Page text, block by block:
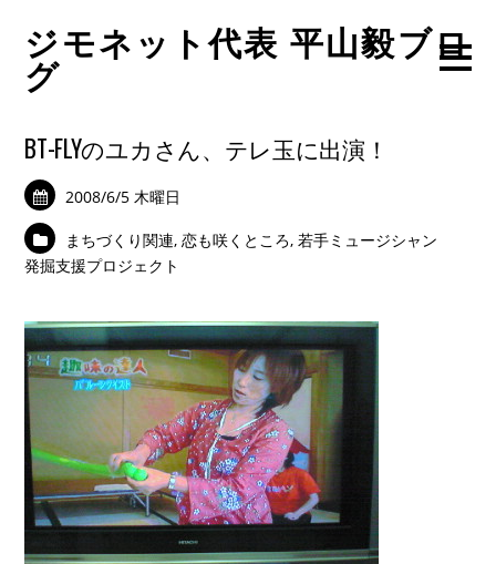
ジモネット代表 平山毅ブロ
グ
BT-FLYのユカさん、テレ玉に出演！
2008/6/5 木曜日
まちづくり関連,恋も咲くところ,若手ミュージシャン
発掘支援プロジェクト